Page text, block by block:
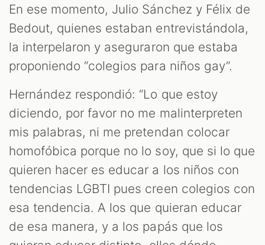
En ese momento, Julio Sánchez y Félix de
Bedout, quienes estaban entrevistándola,
la interpelaron y aseguraron que estaba
proponiendo “colegios para niños gay”.
Hernández respondió: “Lo que estoy
diciendo, por favor no me malinterpreten
mis palabras, ni me pretendan colocar
homofóbica porque no lo soy, que si lo que
quieren hacer es educar a los niños con
tendencias LGBTI pues creen colegios con
esa tendencia. A los que quieran educar
de esa manera, y a los papás que los